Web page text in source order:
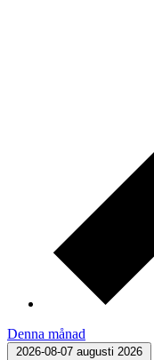
Denna månad
2026-08-07 augusti 2026